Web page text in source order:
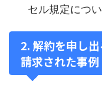
セル規定につい
2. 解約を申し
請求された事例